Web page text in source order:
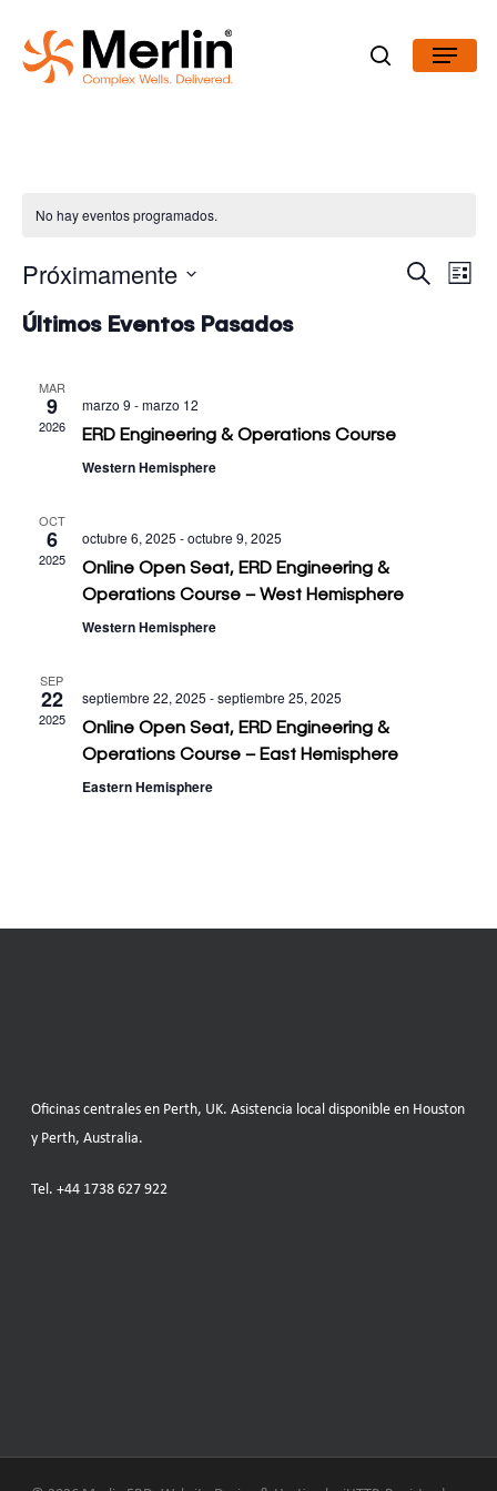
main
Menu
No hay eventos programados.
Buscarde
Lista
Próximamente
fecha.
Últimos Eventos Pasados
MAR
9
2026
marzo 9 -marzo 12
ERD Engineering & Operations Course
Western Hemisphere
OCT
6
2025
octubre 6, 2025 -octubre 9, 2025
Online Open Seat, ERD Engineering &
Operations Course – West Hemisphere
Western Hemisphere
SEP
22
2025
septiembre 22, 2025 -septiembre 25, 2025
Online Open Seat, ERD Engineering &
Operations Course – East Hemisphere
Eastern Hemisphere
Oficinas centrales en Perth, UK. Asistencia local disponible en Houston
y Perth, Australia.
Tel. +44 1738 627 922
Close